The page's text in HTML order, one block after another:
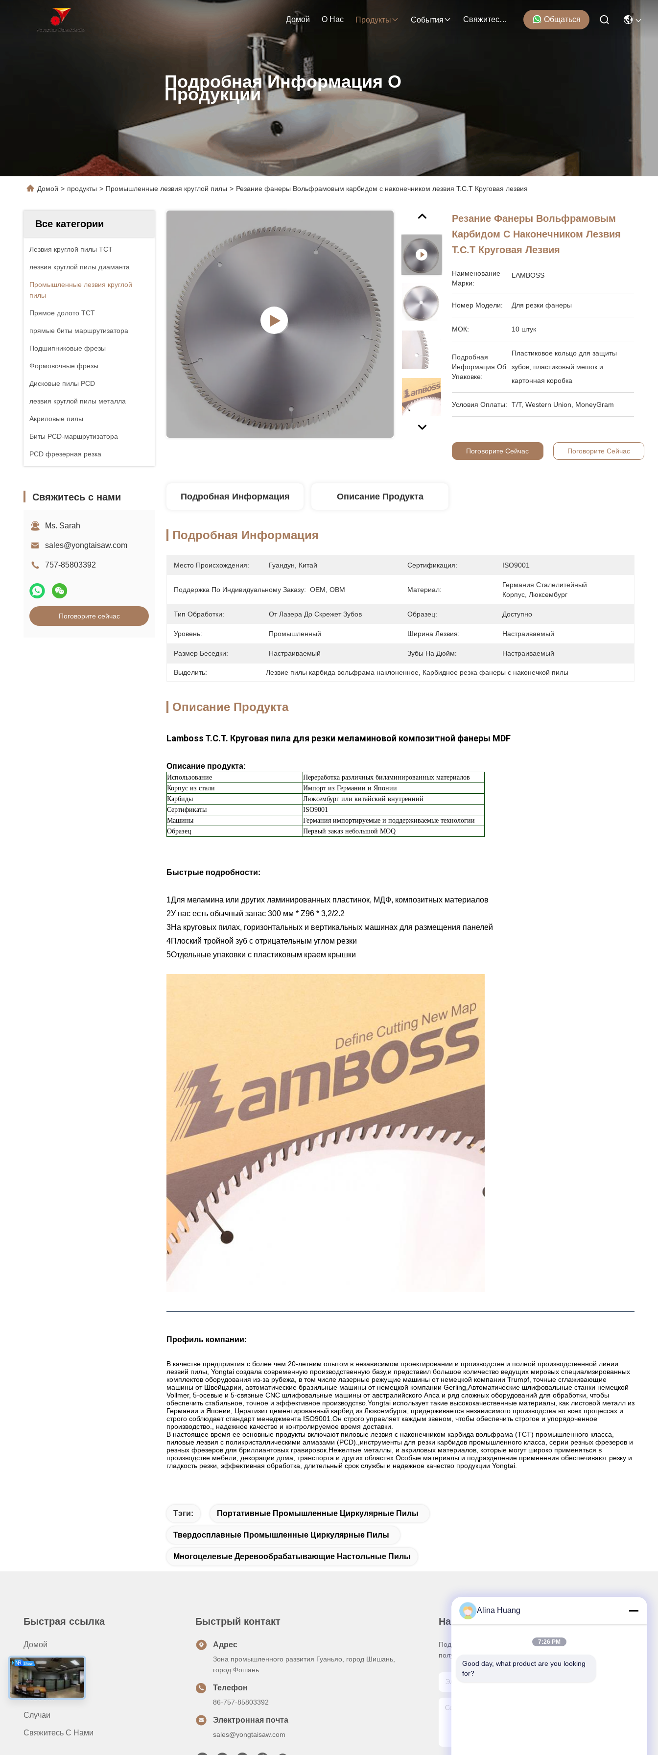
Домой О Нас Продукты События Свяжитесь С Нами Общаться
Подробная Информация О
Продукции
Домой > продукты > Промышленные лезвия круглой пилы > Резание фанеры Вольфрамовым карбидом с наконечником лезвия T.C.T Круговая лезвия
Все категории
Лезвия круглой пилы TCT
лезвия круглой пилы диаманта
Промышленные лезвия круглой
пилы
Прямое долото TCT
прямые биты маршрутизатора
Подшипниковые фрезы
Формовочные фрезы
Дисковые пилы PCD
лезвия круглой пилы металла
Акриловые пилы
Биты PCD-маршрутизатора
PCD фрезерная резка
Свяжитесь с нами
Ms. Sarah
sales@yongtaisaw.com
757-85803392
Поговорите сейчас
Резание Фанеры Вольфрамовым
Карбидом С Наконечником Лезвия
T.C.T Круговая Лезвия
Наименование
Марки:
LAMBOSS
Номер Модели: Для резки фанеры
МОК: 10 штук
Подробная
Информация Об
Упаковке:
Пластиковое кольцо для защиты
зубов, пластиковый мешок и
картонная коробка
Условия Оплаты: T/T, Western Union, MoneyGram
Поговорите Сейчас Поговорите Сейчас
Подробная Информация Описание Продукта
Подробная Информация
Место Происхождения: Гуандун, Китай Сертификация: ISO9001
Поддержка По Индивидуальному Заказу: OEM, OBM Материал:
Германия Сталелитейный
Корпус, Люксембург
Тип Обработки: От Лазера До Скрежет Зубов Образец: Доступно
Уровень: Промышленный Ширина Лезвия: Настраиваемый
Размер Беседки: Настраиваемый Зубы На Дюйм: Настраиваемый
Выделить: Лезвие пилы карбида вольфрама наклоненное Карбидное резка фанеры с наконечкой пилы
Описание Продукта
Lamboss T.C.T. Круговая пила для резки меламиновой композитной фанеры MDF
Описание продукта:
Использование
Переработка различных биламинированных материалов
Корпус из стали
Импорт из Германии и Японии
Карбиды
Люксембург или китайский внутренний
Сертификаты
ISO9001
Машины
Германия импортируемые и поддерживаемые технологии
Образец
Первый заказ небольшой MOQ
Быстрые подробности:
1Для меламина или других ламинированных пластинок, МДФ, композитных материалов
2У нас есть обычный запас 300 мм * Z96 * 3,2/2.2
3На круговых пилах, горизонтальных и вертикальных машинах для размещения панелей
4Плоский тройной зуб с отрицательным углом резки
5Отдельные упаковки с пластиковым краем крышки
Профиль компании:
В качестве предприятия с более чем 20-летним опытом в независимом проектировании и производстве и полной производственной линии
лезвий пилы, Yongtai создала современную производственную базу,и представил большое количество ведущих мировых специализированных
комплектов оборудования из-за рубежа, в том числе лазерные режущие машины от немецкой компании Trumpf, точные сглаживающие
машины от Швейцарии, автоматические бразильные машины от немецкой компании Gerling,Автоматические шлифовальные станки немецкой
Vollmer, 5-осевые и 5-связные CNC шлифовальные машины от австралийского Anca и ряд сложных оборудований для обработки, чтобы
обеспечить стабильное, точное и эффективное производство.Yongtai использует такие высококачественные материалы, как листовой металл из
Германии и Японии, Цератизит цементированный карбид из Люксембурга, придерживается независимого производства во всех процессах и
строго соблюдает стандарт менеджмента ISO9001.Он строго управляет каждым звеном, чтобы обеспечить строгое и упорядоченное
производство., надежное качество и контролируемое время доставки.
В настоящее время ее основные продукты включают пиловые лезвия с наконечником карбида вольфрама (TCT) промышленного класса,
пиловые лезвия с поликристаллическими алмазами (PCD).,инструменты для резки карбидов промышленного класса, серии резных фрезеров и
резных фрезеров для бриллиантовых гравировок.Нежелтые металлы, и акриловых материалов, которые могут широко применяться в
производстве мебели, декорации дома, транспорта и других областях.Особые материалы и подразделение применения обеспечивают резку и
гладкость резки, эффективная обработка, длительный срок службы и надежное качество продукции Yongtai.
Тэги: Портативные Промышленные Циркулярные Пилы
Твердосплавные Промышленные Циркулярные Пилы
Многоцелевые Деревообрабатывающие Настольные Пилы
Быстрая ссылка
Домой
Продукты
О Нас
Новости
Случаи
Свяжитесь С Нами
Быстрый контакт
Адрес
Зона промышленного развития Гуаньяо, город Шишань,
город Фошань
Телефон
86-757-85803392
Электронная почта
sales@yongtaisaw.com
Наш бюллетень
Подпишитесь на нашу информационную рассылку для
получения скидок и прочего.
Alina Huang
7:26 PM
Good day, what product are you looking
for?